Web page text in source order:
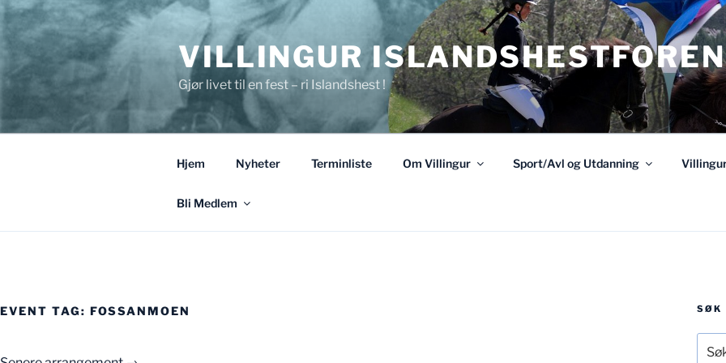
Gå
innhold
VILLINGUR
Gjør livet til en fest – ri Islandshest !
Hjem Nyheter Terminliste Om Villingur Sport/Avl og Utdanning
Bli Medlem
EVENT TAG: FOSSANMOEN SØK